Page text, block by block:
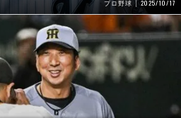
プロ野球 2025/10/17